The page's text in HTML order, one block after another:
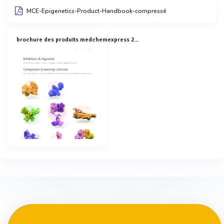
MCE-Epigenetics-Product-Handbook-compressé
brochure des produits medchemexpress 2024